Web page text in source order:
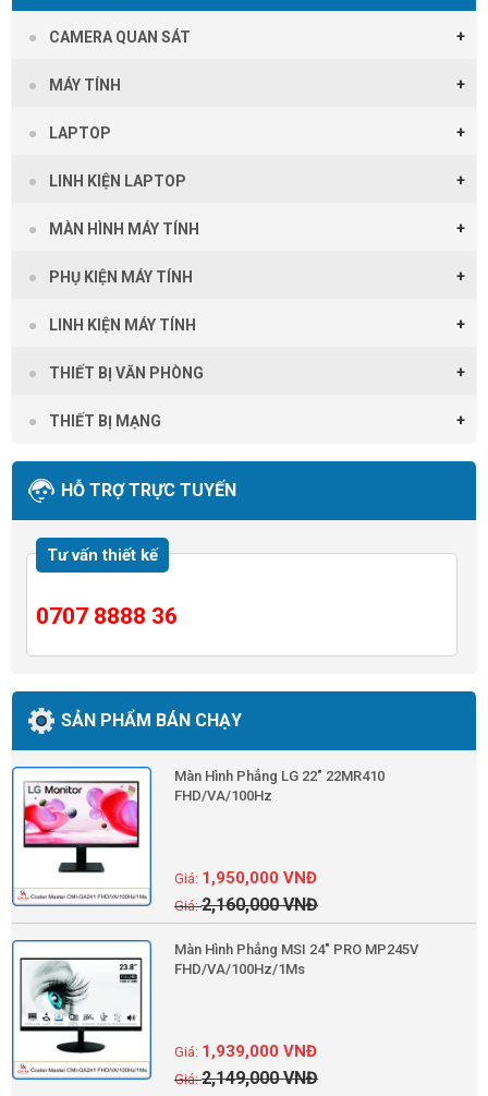
CAMERA QUAN SÁT
MÁY TÍNH
LAPTOP
LINH KIỆN LAPTOP
MÀN HÌNH MÁY TÍNH
PHỤ KIỆN MÁY TÍNH
LINH KIỆN MÁY TÍNH
THIẾT BỊ VĂN PHÒNG
THIẾT BỊ MẠNG
HỖ TRỢ TRỰC TUYẾN
Tư vấn thiết kế
0707 8888 36
SẢN PHẨM BÁN CHẠY
Màn Hình Phẳng LG 22" 22MR410
FHD/VA/100Hz
2,160,000VNĐ
1,950,000VNĐ
Màn Hình Phẳng MSI 24" PRO MP245V
FHD/VA/100Hz/1Ms
2,149,000VNĐ
1,939,000VNĐ